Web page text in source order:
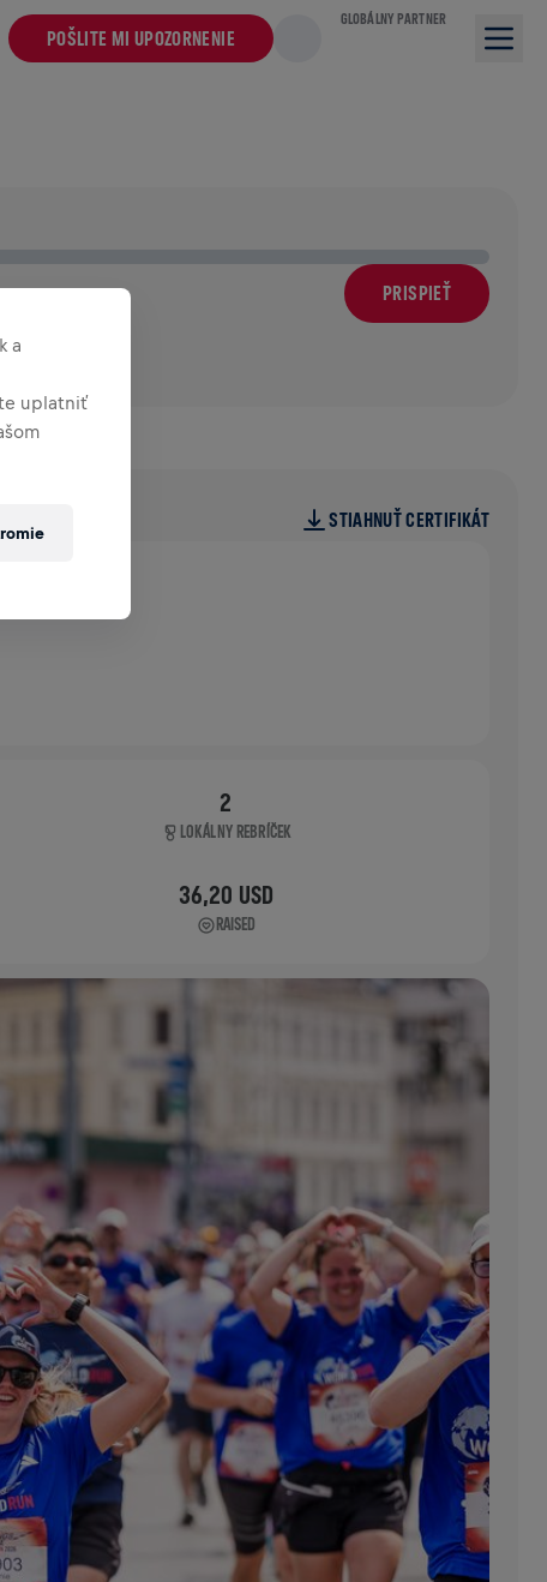
POŠLITE MI UPOZORNENIE
GLOBÁLNY PARTNER
PRISPIEŤ
STIAHNUŤ CERTIFIKÁT
2
LOKÁLNY REBRÍČEK
36,20 USD
RAISED
a
uplatniť